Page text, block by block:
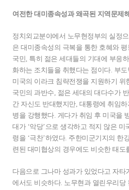
여전한 대미종속성과 왜곡된 지역문제
정치외교분야에서 노무현정부의 실정
은 대미종속성의 극복을 통한 호혜와
국민, 특히 젊은 세대들의 기대에 부응
화하는 조치들을 취했다는 점이다. 부
미국의 이라크 침략전쟁을 지원하기 위
국민의 과반수, 젊은 세대의 대다수가
간 자신도 반대했지만, 대통령에 취임
병을 강행했다. 게다가 취임 후 미국을
대가 ‘악당’으로 생각하고 적지 않은
령을 ‘극찬’하였다. 주한미군기지의 한
련된 대미협상의 경우에도 비슷한 태도
다음으로 그나마 성과가 있었다고 자타
에서도 비슷하다. 노무현과 열린우리당